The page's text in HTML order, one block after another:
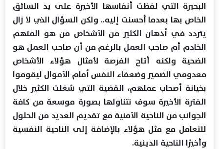
البحيرة التي لفظت أنفاسها الأخيرة على يد السائق
الخاص بها بعدما أحسنت إليه.. ولكن السؤال الذي لا زال
يتردد في أذهان الكثير من الأشخاص من هو المتهم
الخادم أم صاحب العمل بالرغم من أن صاحب العمل هو
الضحية ولكنه أتاح الفرصة لأمثال هؤلاء الأشخاص
معدومي الضمير وضعفاء النفس أمام الأموال ليقوموا
بخيانة أصحاب عملهم، القضية التي شغلت الكثير خلال
الفترة الأخيرة سوف نتناولها بصورة موسعة من كافة
الجوانب من الناحية الأمنية مع تقديم العديد من الحلول
للتعامل مع مثل هؤلاء بالإضافة إلى الناحية النفسية
وأخيرًا الناحية الدينية.